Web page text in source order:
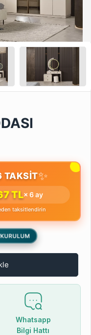
TAKSİT✨
TL× 6 ay
taksitlendirin
KURULUM
Whatsapp
Bilgi Hattı